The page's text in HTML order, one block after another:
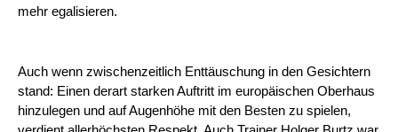
mehr egalisieren.
Auch wenn zwischenzeitlich Enttäuschung in den Gesichtern
stand: Einen derart starken Auftritt im europäischen Oberhaus
hinzulegen und auf Augenhöhe mit den Besten zu spielen,